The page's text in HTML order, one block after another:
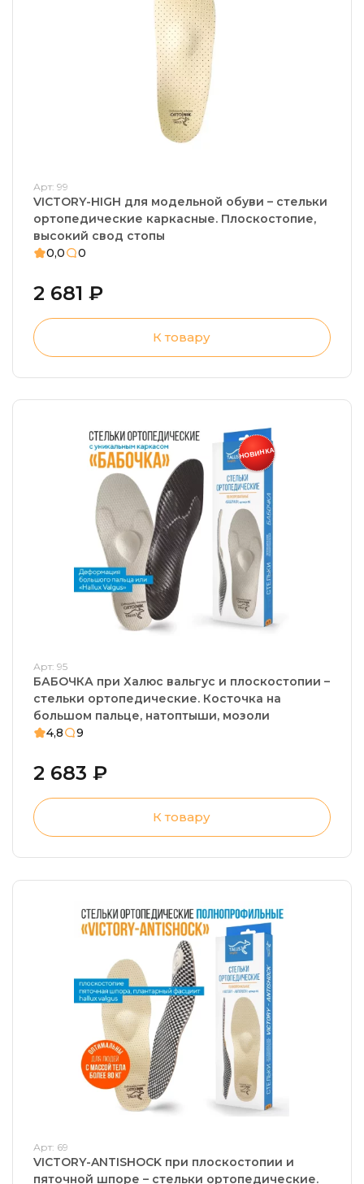
Арт: 99
VICTORY-HIGH для модельной обуви – стельки
ортопедические каркасные. Плоскостопие,
высокий свод стопы
0,0
0
2 681 ₽
К товару
Арт: 95
БАБОЧКА при Халюс вальгус и плоскостопии –
стельки ортопедические. Косточка на
большом пальце, натоптыши, мозоли
4,8
9
2 683 ₽
К товару
Арт: 69
VICTORY-ANTISHOCK при плоскостопии и
пяточной шпоре – стельки ортопедические.